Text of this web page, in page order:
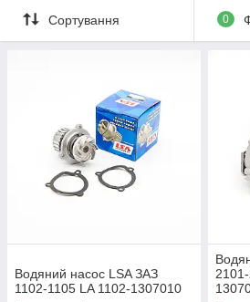
Сортування 0
Водяний насос LSA ЗАЗ
1102-1105 LA 1102-1307010